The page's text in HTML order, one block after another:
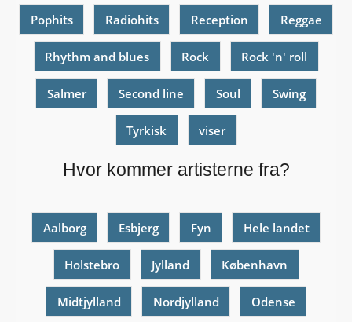
Pophits Radiohits Reception Reggae
Rhythm and blues Rock Rock 'n' roll
Salmer Second line Soul Swing
Tyrkisk viser
Hvor kommer artisterne fra?
Aalborg Esbjerg Fyn Hele landet
Holstebro Jylland København
Midtjylland Nordjylland Odense